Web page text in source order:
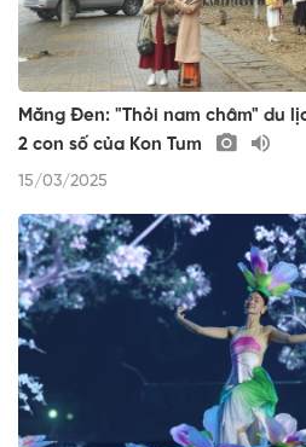
Măng Đen: "Thỏi nam châm" du
2 con số của Kon Tum
15/03/2025